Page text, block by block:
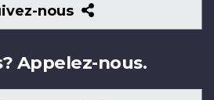
nous
Suivez-
nous
Appelez-nous.